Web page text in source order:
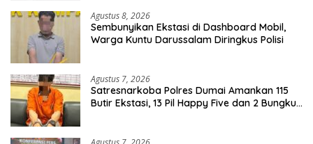
Agustus 8, 2026
Sembunyikan Ekstasi di Dashboard Mobil,
Warga Kuntu Darussalam Diringkus Polisi
Agustus 7, 2026
Satresnarkoba Polres Dumai Amankan 115
Butir Ekstasi, 13 Pil Happy Five dan 2 Bungkus